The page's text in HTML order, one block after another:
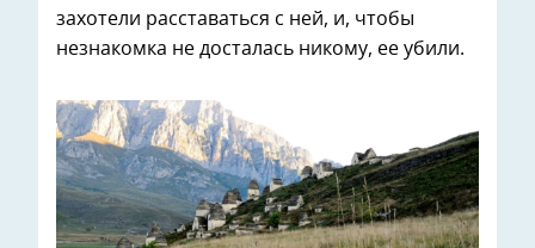
захотели расставаться с ней, и, чтобы
незнакомка не досталась никому, ее убили.